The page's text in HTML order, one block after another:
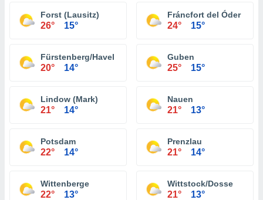
Forst (Lausitz)
26° 15°
Fráncfort del Óder
24° 15°
Fürstenberg/Havel
20° 14°
Guben
25° 15°
Lindow (Mark)
21° 14°
Nauen
21° 13°
Potsdam
22° 14°
Prenzlau
21° 14°
Wittenberge
22° 13°
Wittstock/Dosse
21° 13°